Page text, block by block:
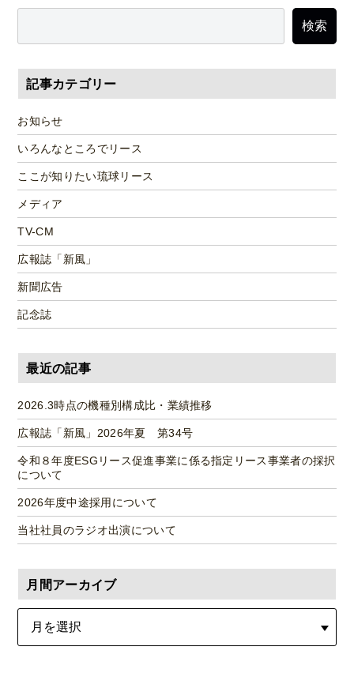
検索
記事カテゴリー
お知らせ
いろんなところでリース
ここが知りたい琉球リース
メディア
TV-CM
広報誌「新風」
新聞広告
記念誌
最近の記事
2026.3時点の機種別構成比・業績推移
広報誌「新風」2026年夏 第34号
令和８年度ESGリース促進事業に係る指定リース事業者の採択
について
2026年度中途採用について
当社社員のラジオ出演について
月間アーカイブ